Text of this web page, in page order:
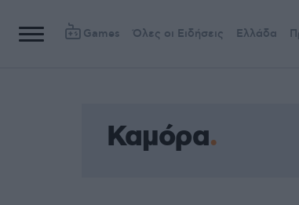
Games Όλες οι Ειδήσεις Ελλάδα
Καμόρα